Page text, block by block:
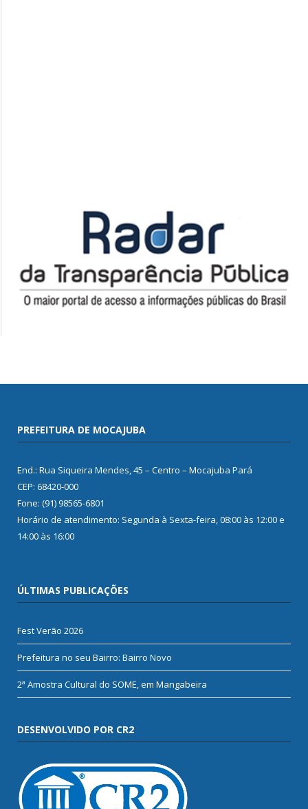
PREFEITURA DE MOCAJUBA
End.: Rua Siqueira Mendes, 45 – Centro – Mocajuba Pará
CEP: 68420-000
Fone: (91) 98565-6801
Horário de atendimento: Segunda à Sexta-feira, 08:00 às 12:00 e
14:00 às 16:00
ÚLTIMAS PUBLICAÇÕES
Fest Verão 2026
Prefeitura no seu Bairro: Bairro Novo
2ª Amostra Cultural do SOME, em Mangabeira
DESENVOLVIDO POR CR2